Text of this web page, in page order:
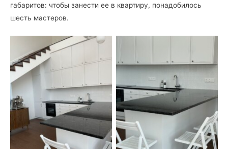
габаритов: чтобы занести ее в квартиру, понадобилось
шесть мастеров.
Кухонная столешница из
лабрадорита, г. Львов
Столешница для кухни из
лабрадорита Volga Blue